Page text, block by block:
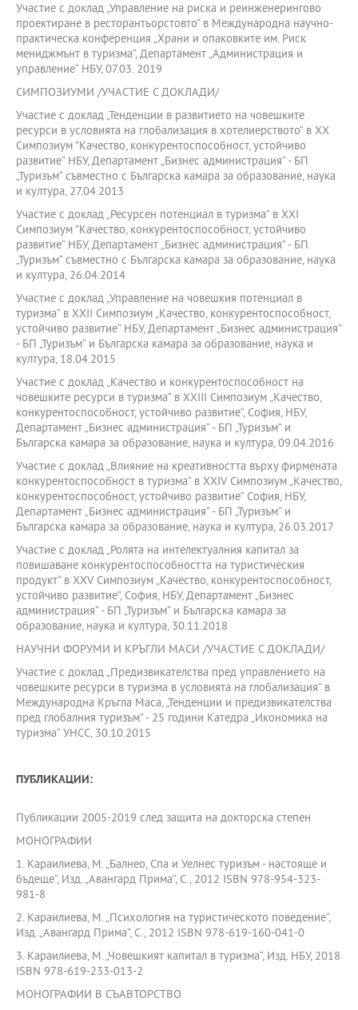
Участие с доклад „Управление на риска и реинженерингово
проектиране в ресторантьорстовто“ в Международна научно-
практическа конференция „Храни и опаковките им. Риск
мениджмънт в туризма“, Департамент „Администрация и
управление“ НБУ, 07.03. 2019
СИМПОЗИУМИ /УЧАСТИЕ С ДОКЛАДИ/
Участие с доклад „Тенденции в развитието на човешките
ресурси в условията на глобализация в хотелиерството“ в XX
Симпозиум ”Качество, конкурентоспособност, устойчиво
развитие“ НБУ, Департамент „Бизнес администрация“ - БП
„Туризъм“ съвместно с Българска камара за образование, наука
и култура, 27.04.2013
Участие с доклад „Ресурсен потенциал в туризма“ в XXI
Симпозиум ”Качество, конкурентоспособност, устойчиво
развитие“ НБУ, Департамент „Бизнес администрация“ - БП
„Туризъм“ съвместно с Българска камара за образование, наука
и култура, 26.04.2014
Участие с доклад „Управление на човешкия потенциал в
туризма“ в XXII Симпозиум „Качество, конкурентоспособност,
устойчиво развитие“ НБУ, Департамент „Бизнес администрация“
- БП „Туризъм“ и Българска камара за образование, наука и
култура, 18.04.2015
Участие с доклад „Качество и конкурентоспособност на
човешките ресурси в туризма“ в XXIII Симпозиум „Качество,
конкурентоспособност, устойчиво развитие“, София, НБУ,
Департамент „Бизнес администрация“ - БП „Туризъм“ и
Българска камара за образование, наука и култура, 09.04.2016
Участие с доклад „Влияние на креативността върху фирмената
конкурентоспособност в туризма“ в XХIV Симпозиум „Качество,
конкурентоспособност, устойчиво развитие“ София, НБУ,
Департамент „Бизнес администрация“ - БП „Туризъм“ и
Българска камара за образование, наука и култура, 26.03.2017
Участие с доклад „Ролята на интелектуалния капитал за
повишаване конкурентоспособността на туристическия
продукт“ в XХV Симпозиум „Качество, конкурентоспособност,
устойчиво развитие“, София, НБУ, Департамент „Бизнес
администрация“ - БП „Туризъм“ и Българска камара за
образование, наука и култура, 30.11.2018
НАУЧНИ ФОРУМИ И КРЪГЛИ МАСИ /УЧАСТИЕ С ДОКЛАДИ/
Участие с доклад „Предизвикателства пред управлението на
човешките ресурси в туризма в условията на глобализация“ в
Международна Кръгла Маса, „Тенденции и предизвикателства
пред глобалния туризъм“ - 25 години Катедра „Икономика на
туризма“ УНСС, 30.10.2015
ПУБЛИКАЦИИ:
Публикации 2005-2019 след защита на докторска степен
МОНОГРАФИИ
1. Караилиева, М. „Балнео, Спа и Уелнес туризъм - настояще и
бъдеще“, Изд. „Авангард Прима“, С., 2012 ISBN 978-954-323-
981-8
2. Караилиева, М. „Психология на туристическото поведение“,
Изд. „Авангард Прима“, С., 2012 ISBN 978-619-160-041-0
3. Караилиева, М. „Човешкият капитал в туризма“, Изд. НБУ, 2018
ISBN 978-619-233-013-2
МОНОГРАФИИ В СЪАВТОРСТВО